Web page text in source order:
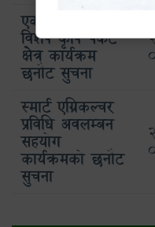
एक जिल्ला एक
विशेष कृषि पकेट
क्षेत्र कार्यक्रम
छनौट सुचना
स्मार्ट एग्रिकल्चर
प्रविधि अवलम्बन
सहयोग
कार्यक्रमको छनौट
सुचना